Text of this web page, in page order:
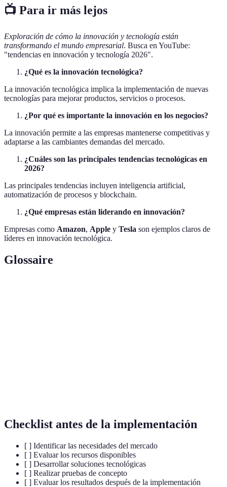
📺 Para ir más lejos
Exploración de cómo la innovación y tecnología están
transformando el mundo empresarial. Busca en YouTube:
"tendencias en innovación y tecnología 2026".
¿Qué es la innovación tecnológica?
La innovación tecnológica implica la implementación de nuevas
tecnologías para mejorar productos, servicios o procesos.
¿Por qué es importante la innovación en los negocios?
La innovación permite a las empresas mantenerse competitivas y
adaptarse a las cambiantes demandas del mercado.
¿Cuáles son las principales tendencias tecnológicas en
2026?
Las principales tendencias incluyen inteligencia artificial,
automatización de procesos y blockchain.
¿Qué empresas están liderando en innovación?
Empresas como Amazon, Apple y Tesla son ejemplos claros de
líderes en innovación tecnológica.
Glossaire
Checklist antes de la implementación
[ ] Identificar las necesidades del mercado
[ ] Evaluar los recursos disponibles
[ ] Desarrollar soluciones tecnológicas
[ ] Realizar pruebas de concepto
[ ] Evaluar los resultados después de la implementación